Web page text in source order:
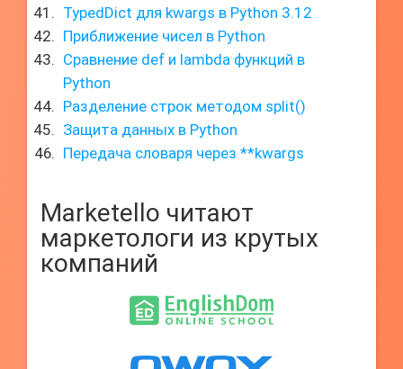
TypedDict для kwargs в Python 3.12
Приближение чисел в Python
Сравнение def и lambda функций в
Python
Разделение строк методом split()
Защита данных в Python
Передача словаря через **kwargs
Marketello читают
маркетологи из крутых
компаний